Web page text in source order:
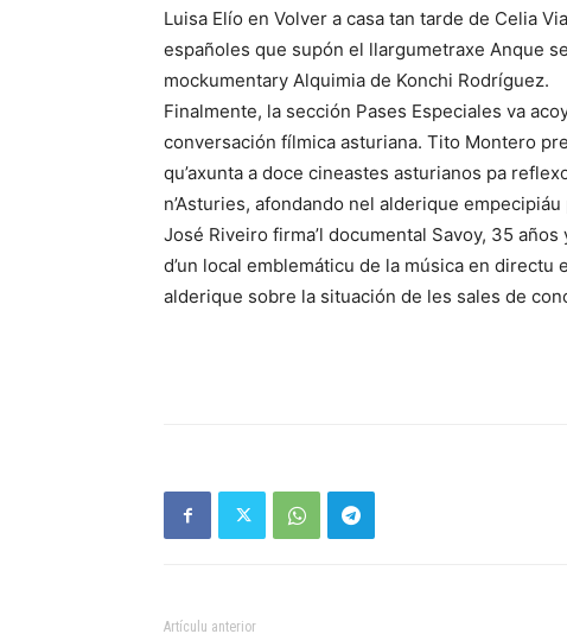
Luisa Elío en Volver a casa tan tarde de Celia
españoles que supón el llargumetraxe Anque
mockumentary Alquimia de Konchi Rodríguez.
Finalmente, la sección Pases Especiales va
conversación fílmica asturiana. Tito Montero
qu’axunta a doce cineastes asturianos pa
n’Asturies, afondando nel alderique
José Riveiro firma’l documental Savoy, 35
d’un local emblemáticu de la música en
alderique sobre la situación de les sales de
Artículu anterior